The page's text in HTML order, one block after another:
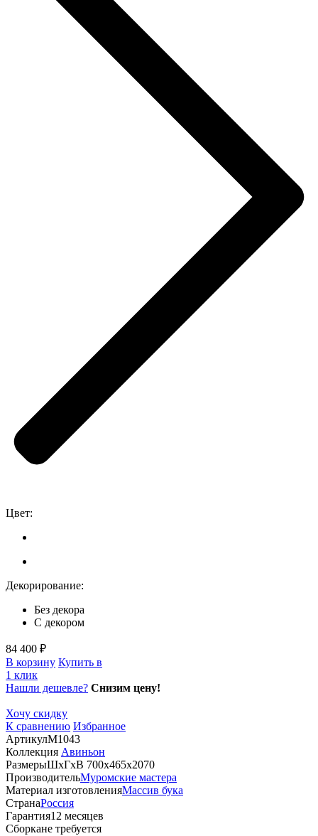
Цвет:
Декорирование:
Без декора
С декором
84 400 ₽
В корзину Купить в
1 клик
Нашли дешевле? Снизим цену!
Хочу скидку
К сравнению Избранное
АртикулМ1043
Коллекция Авиньон
РазмерыШхГхВ 700х465х2070
ПроизводительМуромские мастера
Материал изготовленияМассив бука
СтранаРоссия
Гарантия12 месяцев
Сборкане требуется